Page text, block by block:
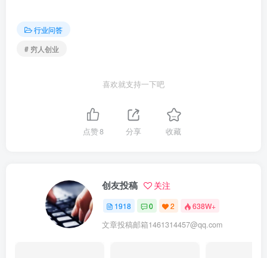
行业问答
# 穷人创业
喜欢就支持一下吧
点赞8 分享 收藏
创友投稿 关注
1918 0 2 638W+
文章投稿邮箱1461314457@qq.com